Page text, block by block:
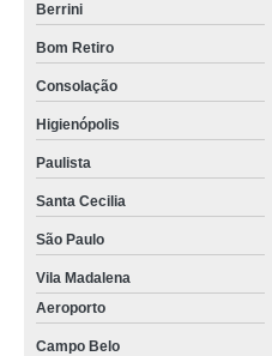
Berrini
Bom Retiro
Consolação
Higienópolis
Paulista
Santa Cecilia
São Paulo
Vila Madalena
Aeroporto
Campo Belo